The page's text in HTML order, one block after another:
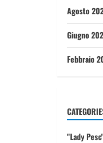
Agosto
Giugno
Febbraio
"Lady